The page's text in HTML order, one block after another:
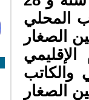
المحلي
الصغار
والكاتب
الصغار